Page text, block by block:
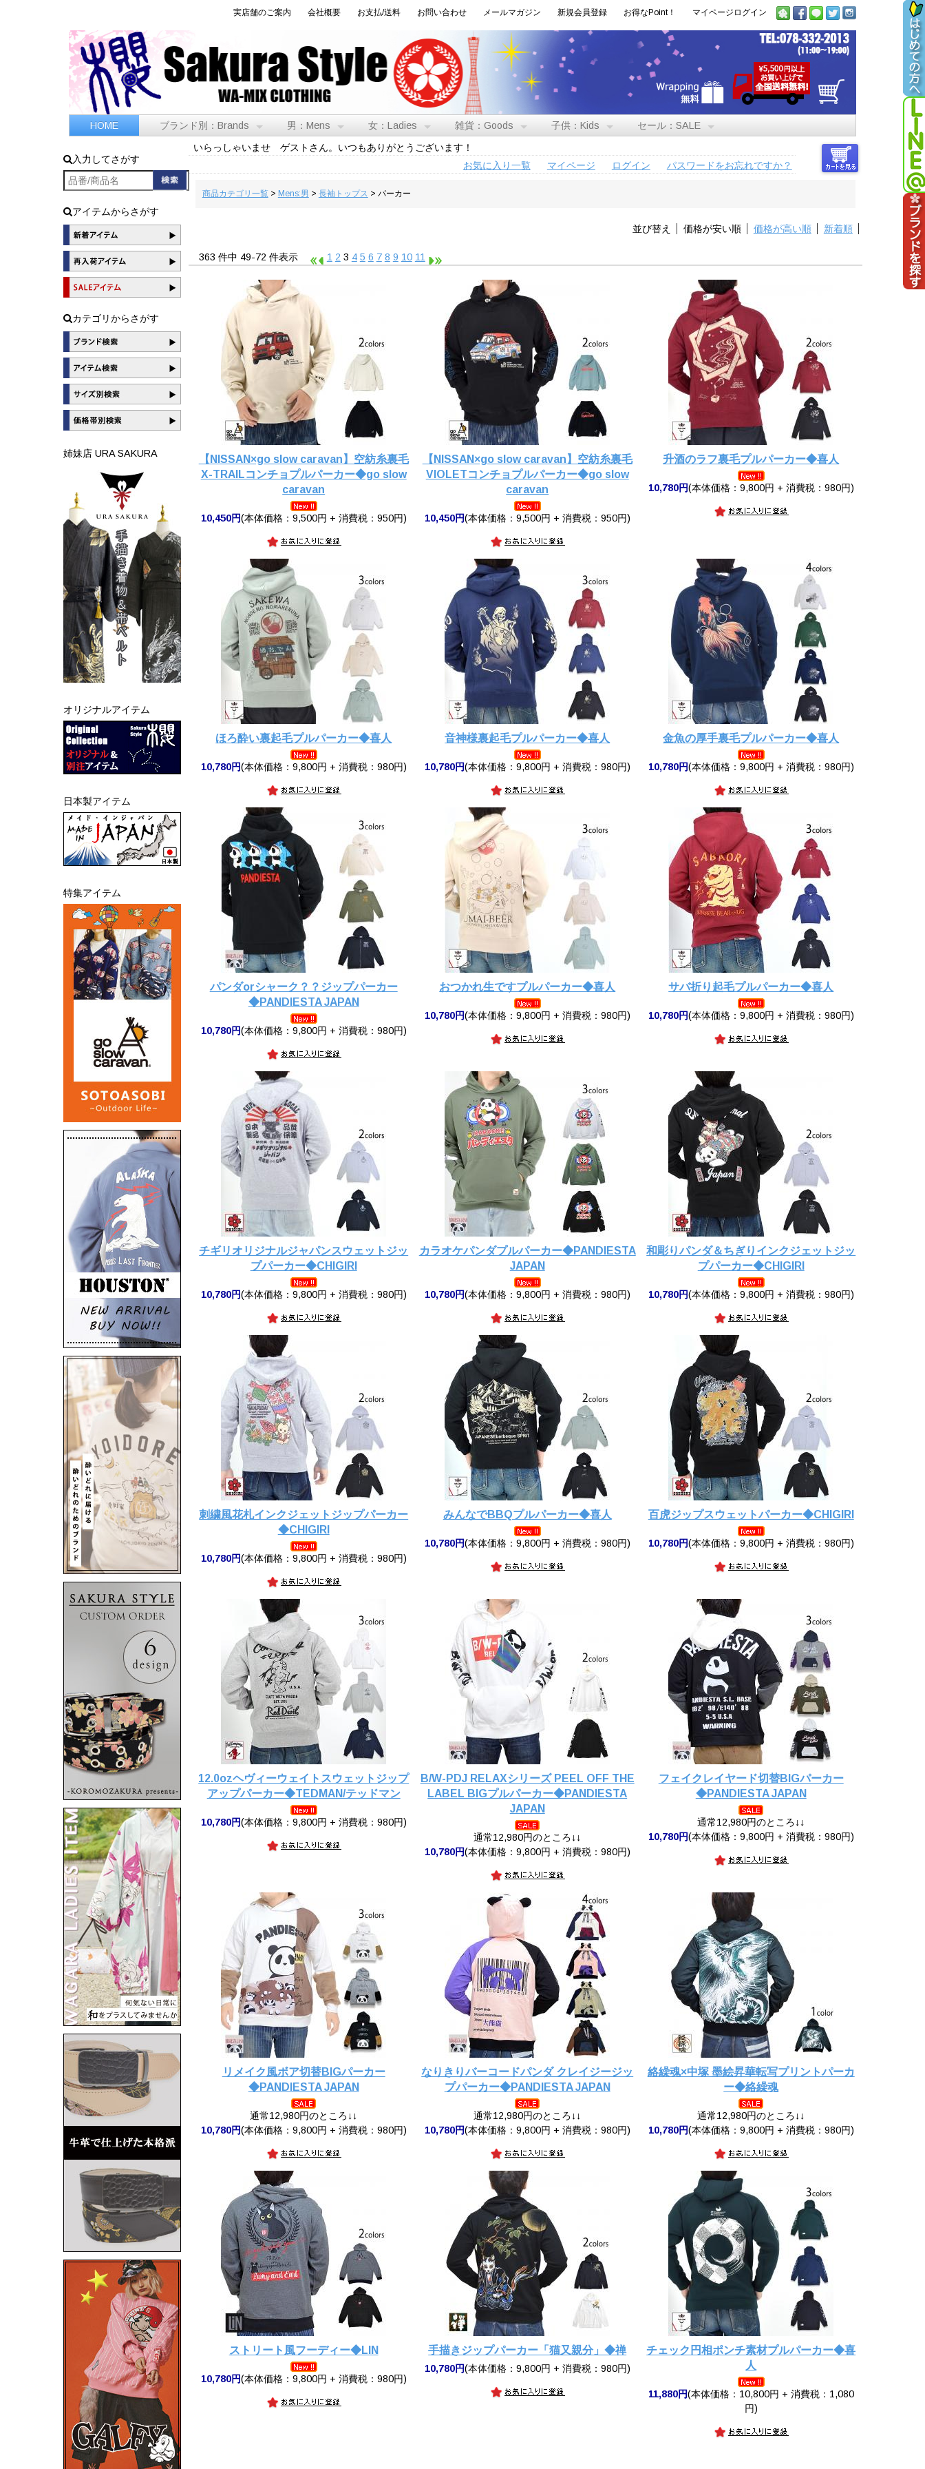
実店舗のご案内 会社概要 お支払/送料 お問い合わせ メールマガジン 新規会員登録 お得なPoint！ マイページログイン
HOME ブランド別：Brands 男：Mens 女：Ladies 雑貨：Goods 子供：Kids セール：SALE
入力してさがす
アイテムからさがす
カテゴリからさがす
姉妹店 URA SAKURA
オリジナルアイテム
日本製アイテム
特集アイテム
いらっしゃいませ ゲストさん。いつもありがとうございます！
お気に入り一覧
マイページ ログイン パスワードをお忘れですか？
商品カテゴリ一覧> Mens:男 > 長袖トップス > パーカー
並び替え 価格が安い順 価格が高い順 新着順
363 件中 49-72 件表示 1 2 3 4 5 6 7 8 9 10 11
【NISSAN×go slow caravan】空紡糸裏毛
X-TRAILコンチョプルパーカー◆go slow
caravan
10,450円(本体価格：9,500円 + 消費税：950円)
【NISSAN×go slow caravan】空紡糸裏毛
VIOLETコンチョプルパーカー◆go slow
caravan
10,450円(本体価格：9,500円 + 消費税：950円)
升酒のラフ裏毛プルパーカー◆喜人
10,780円(本体価格：9,800円 + 消費税：980円)
ほろ酔い裏起毛プルパーカー◆喜人
10,780円(本体価格：9,800円 + 消費税：980円)
音神様裏起毛プルパーカー◆喜人
10,780円(本体価格：9,800円 + 消費税：980円)
金魚の厚手裏毛プルパーカー◆喜人
10,780円(本体価格：9,800円 + 消費税：980円)
パンダorシャーク？？ジップパーカー
◆PANDIESTA JAPAN
10,780円(本体価格：9,800円 + 消費税：980円)
おつかれ生ですプルパーカー◆喜人
10,780円(本体価格：9,800円 + 消費税：980円)
サバ折り起毛プルパーカー◆喜人
10,780円(本体価格：9,800円 + 消費税：980円)
チギリオリジナルジャパンスウェットジッ
プパーカー◆CHIGIRI
10,780円(本体価格：9,800円 + 消費税：980円)
カラオケパンダプルパーカー◆PANDIESTA
JAPAN
10,780円(本体価格：9,800円 + 消費税：980円)
和彫りパンダ＆ちぎりインクジェットジッ
プパーカー◆CHIGIRI
10,780円(本体価格：9,800円 + 消費税：980円)
刺繍風花札インクジェットジップパーカー
◆CHIGIRI
10,780円(本体価格：9,800円 + 消費税：980円)
みんなでBBQプルパーカー◆喜人
10,780円(本体価格：9,800円 + 消費税：980円)
百虎ジップスウェットパーカー◆CHIGIRI
10,780円(本体価格：9,800円 + 消費税：980円)
12.0ozヘヴィーウェイトスウェットジップ
アップパーカー◆TEDMAN/テッドマン
10,780円(本体価格：9,800円 + 消費税：980円)
B/W-PDJ RELAXシリーズ PEEL OFF THE
LABEL BIGプルパーカー◆PANDIESTA
JAPAN
通常12,980円のところ↓↓
10,780円(本体価格：9,800円 + 消費税：980円)
フェイクレイヤード切替BIGパーカー
◆PANDIESTA JAPAN
通常12,980円のところ↓↓
10,780円(本体価格：9,800円 + 消費税：980円)
リメイク風ボア切替BIGパーカー
◆PANDIESTA JAPAN
通常12,980円のところ↓↓
10,780円(本体価格：9,800円 + 消費税：980円)
なりきりバーコードパンダ クレイジージッ
プパーカー◆PANDIESTA JAPAN
通常12,980円のところ↓↓
10,780円(本体価格：9,800円 + 消費税：980円)
絡繰魂×中塚 墨絵昇華転写プリントパーカ
ー◆絡繰魂
通常12,980円のところ↓↓
10,780円(本体価格：9,800円 + 消費税：980円)
ストリート風フーディー◆LIN
10,780円(本体価格：9,800円 + 消費税：980円)
手描きジップパーカー「猫又親分」◆禅
10,780円(本体価格：9,800円 + 消費税：980円)
チェック円相ポンチ素材プルパーカー◆喜
人
11,880円(本体価格：10,800円 + 消費税：1,080
円)